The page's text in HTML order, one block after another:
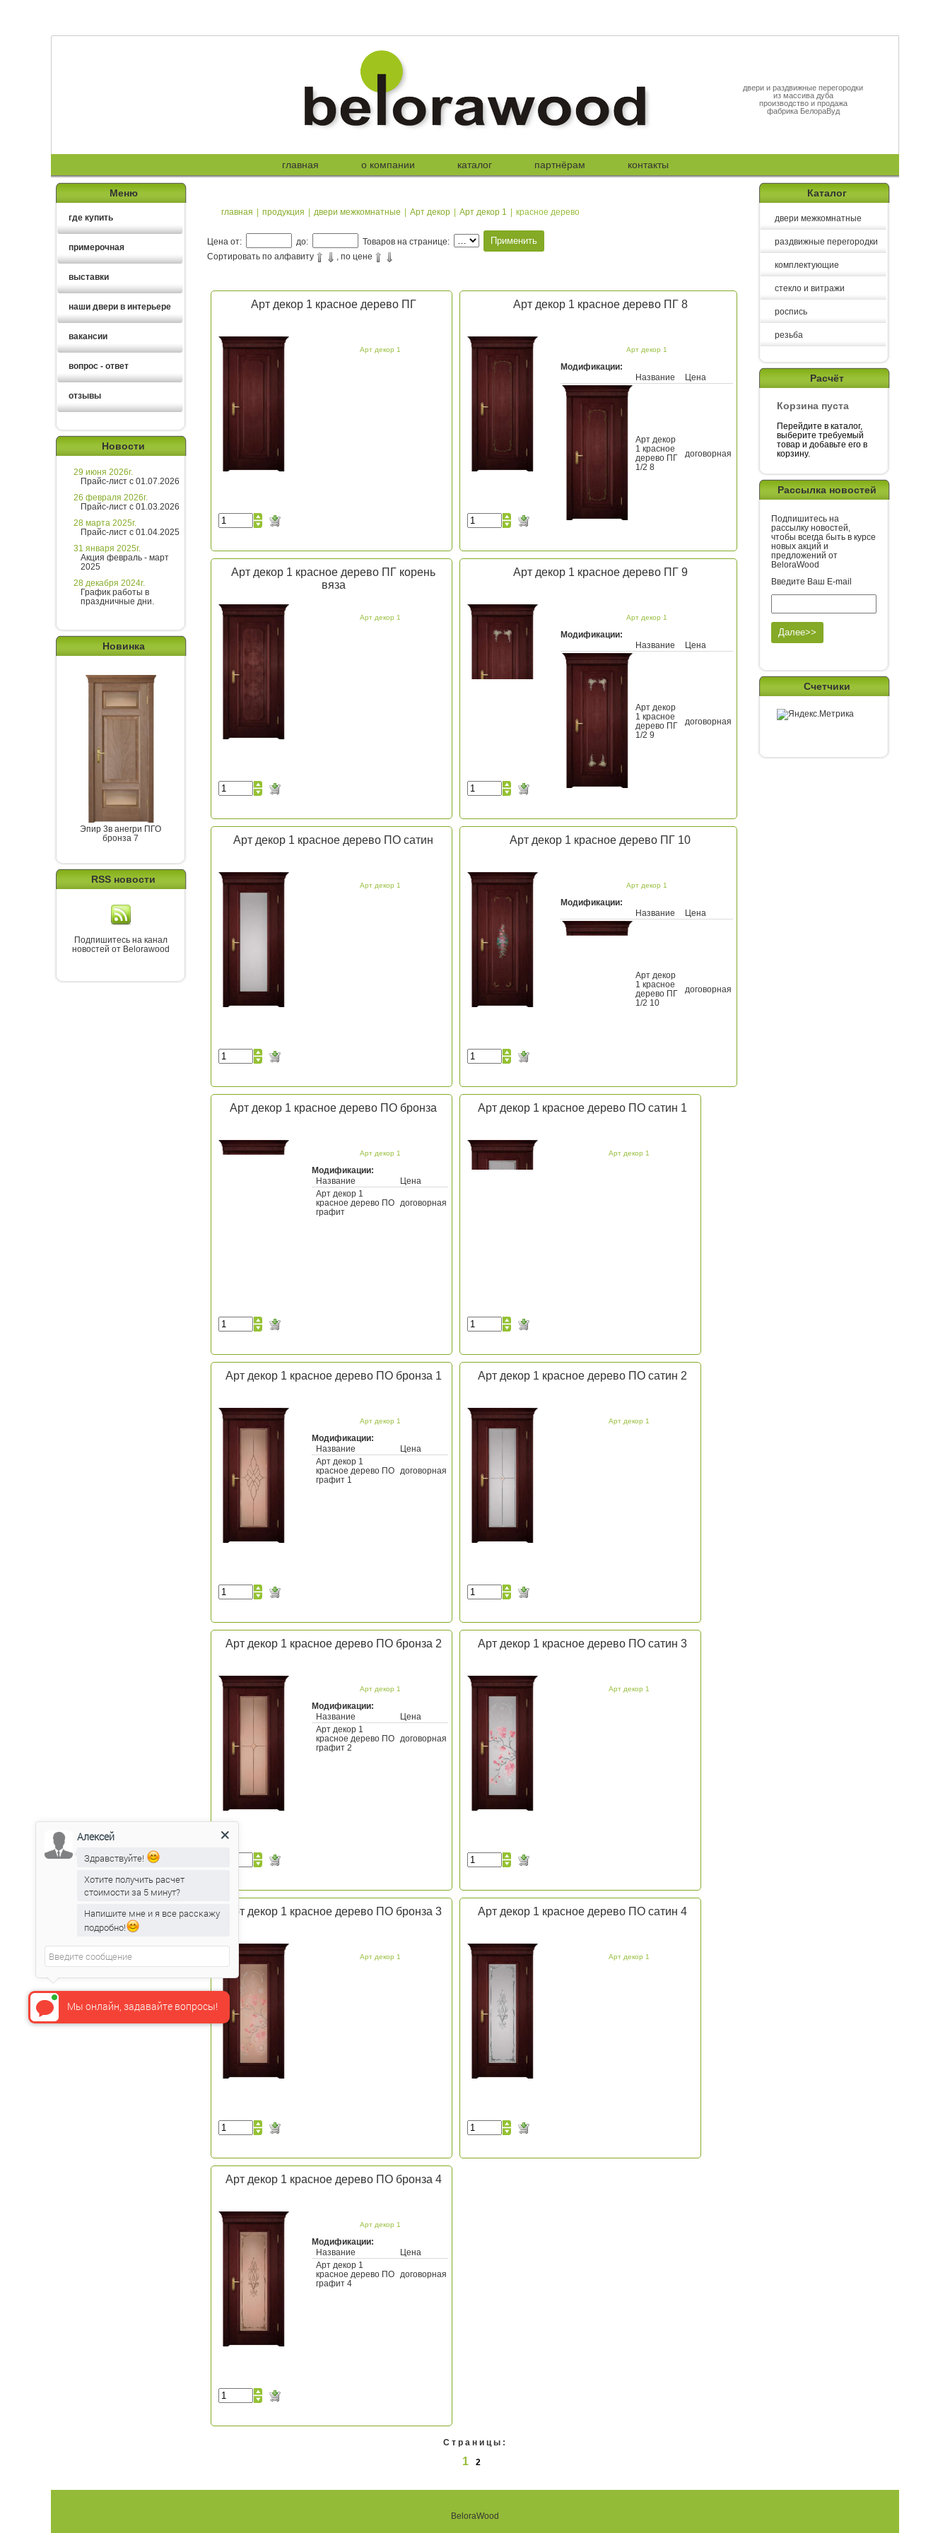
двери и раздвижные перегородки
из массива дуба
производство и продажа
фабрика БелораВуд
главная о компании каталог партнёрам контакты
Меню
где купить
примерочная
выставки
наши двери в интерьере
вакансии
вопрос - ответ
отзывы
Новости
29 июня 2026г.
Прайс-лист с 01.07.2026
26 февраля 2026г.
Прайс-лист с 01.03.2026
28 марта 2025г.
Прайс-лист с 01.04.2025
31 января 2025г.
Акция февраль - март
2025
28 декабря 2024г.
График работы в
праздничные дни.
Новинка
Эпир 3в анегри ПГО
бронза 7
RSS новости
Подпишитесь на канал
новостей от Belorawood
Каталог
двери межкомнатные
раздвижные перегородки
комплектующие
стекло и витражи
роспись
резьба
Расчёт
Корзина пуста
Перейдите в каталог,
выберите требуемый
товар и добавьте его в
корзину.
Рассылка новостей
Подпишитесь на
рассылку новостей,
чтобы всегда быть в курсе
новых акций и
предложений от
BeloraWood
Введите Ваш E-mail
Счетчики
главная | продукция | двери межкомнатные | Арт декор | Арт декор 1 | красное дерево
Цена от: до:
Товаров на странице:
Сортировать по алфавиту
, по цене
Арт декор 1 красное дерево ПГ
Арт декор 1
Арт декор 1 красное дерево ПГ 8
Арт декор 1
Модификации:
Название
Цена
Арт декор
1 красное
дерево ПГ
1/2 8
договорная
Арт декор 1 красное дерево ПГ корень
вяза
Арт декор 1
Арт декор 1 красное дерево ПГ 9
Арт декор 1
Модификации:
Название
Цена
Арт декор
1 красное
дерево ПГ
1/2 9
договорная
Арт декор 1 красное дерево ПО сатин
Арт декор 1
Арт декор 1 красное дерево ПГ 10
Арт декор 1
Модификации:
Название
Цена
Арт декор
1 красное
дерево ПГ
1/2 10
договорная
Арт декор 1 красное дерево ПО бронза
Арт декор 1
Модификации:
Название
Цена
Арт декор 1
красное дерево ПО
графит
договорная
Арт декор 1 красное дерево ПО сатин 1
Арт декор 1
Арт декор 1 красное дерево ПО бронза 1
Арт декор 1
Модификации:
Название
Цена
Арт декор 1
красное дерево ПО
графит 1
договорная
Арт декор 1 красное дерево ПО сатин 2
Арт декор 1
Арт декор 1 красное дерево ПО бронза 2
Арт декор 1
Модификации:
Название
Цена
Арт декор 1
красное дерево ПО
графит 2
договорная
Арт декор 1 красное дерево ПО сатин 3
Арт декор 1
Арт декор 1 красное дерево ПО бронза 3
Арт декор 1
Арт декор 1 красное дерево ПО сатин 4
Арт декор 1
Арт декор 1 красное дерево ПО бронза 4
Арт декор 1
Модификации:
Название
Цена
Арт декор 1
красное дерево ПО
графит 4
договорная
Страницы:
1 2
BeloraWood
Мы онлайн, задавайте вопросы!
Алексей
Здравствуйте!
Хотите получить расчет
стоимости за 5 минут?
Напишите мне и я все расскажу
подробно!